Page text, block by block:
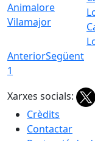
Animalore
Vilamajor
AnteriorSegüent
1
Xarxes socials:
Crèdits
Contactar